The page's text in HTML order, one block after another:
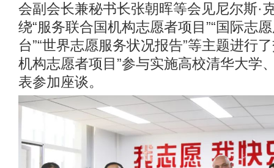
会副会长兼秘书长张朝晖等会见尼尔斯·
绕“服务联合国机构志愿者项目”“国际志
台”“世界志愿服务状况报告”等主题进行
机构志愿者项目”参与实施高校清华大学
表参加座谈。